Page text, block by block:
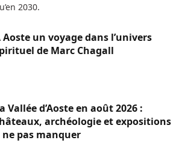
2030.
Aoste un voyage dans l’univers
de Marc Chagall
Vallée d’Aoste en août 2026 :
archéologie et expositions
ne pas manquer